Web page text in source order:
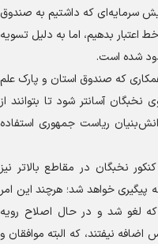
سرمایه‌ای که داشتیم به صندوق
میلیارد ریال خط اعتبار بدهیم، اما به دلیل تسویه
شده است.
که صندوق استان و پارک علم
آسانتر شود تا بتوانند از
ریاست جمهوری استفاده
نخبگان در مقاطع بالاتر نیز
پیگیری خواهد شد؛ هرچند این امر
لغو شد و در حال اصلاح رویه
اضافه نیفتند، که البته موافقان و